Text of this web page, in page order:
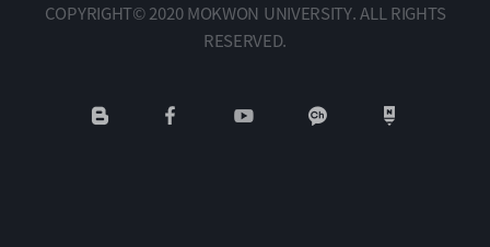
COPYRIGHT© 2020 MOKWON UNIVERSITY. ALL RIGHTS
RESERVED.